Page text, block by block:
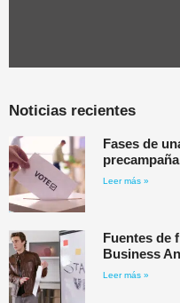
Noticias recientes
Fases de
Leer más »
Fuentes de
Business
Leer más »